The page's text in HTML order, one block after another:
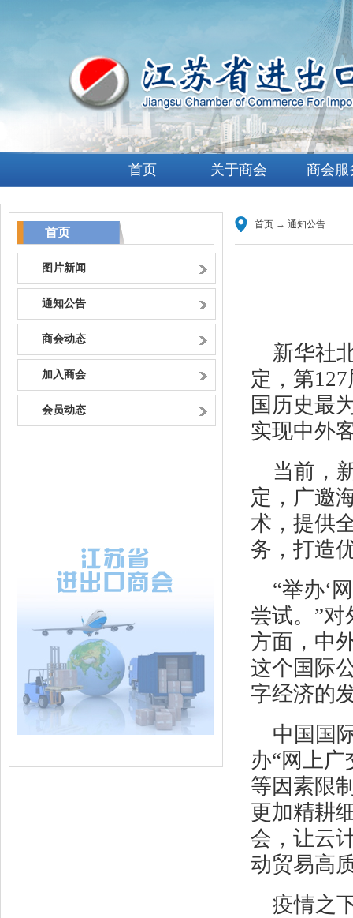
首页 关于商会 商会服
首页
图片新闻
通知公告
商会动态
加入商会
会员动态
首页 → 通知公告
新华社
定，第
国历史最
实现中外
当前，
定，广邀
术，提供
务，打造
“举办‘
尝试。”
方面，中
这个国际
字经济的
中国国
办“网上
等因素限
更加精耕
会，让云
动贸易高
疫情之